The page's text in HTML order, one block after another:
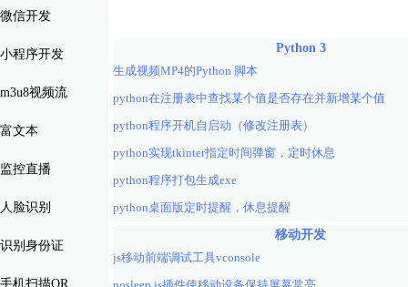
微信开发
小程序开发
m3u8视频流
富文本
监控直播
人脸识别
识别身份证
手机扫描QR
Python 3
生成视频MP4的Python 脚本
python在注册表中查找某个值是否存在并新增某个值
python程序开机自启动（修改注册表）
python实现tkinter指定时间弹窗，定时休息
python程序打包生成exe
python桌面版定时提醒，休息提醒
移动开发
js移动前端调试工具vconsole